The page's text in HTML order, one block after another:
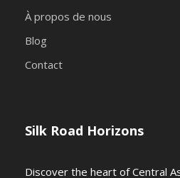
À propos de nous
Blog
Contact
Silk Road Horizons
Discover the heart of Central